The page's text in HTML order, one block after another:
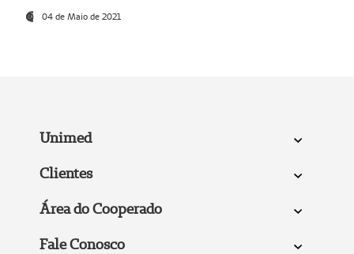
04 de Maio de 2021
Unimed
Clientes
Área do Cooperado
Fale Conosco